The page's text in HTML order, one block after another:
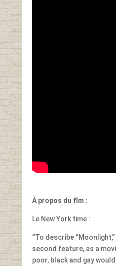
À propos du flm :
Le New York time :
“To describe
second feature, as a
poor, black and gay